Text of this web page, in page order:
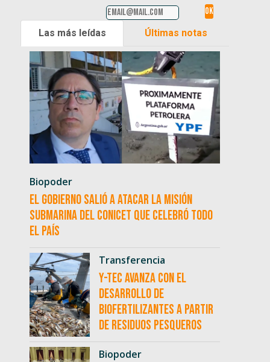
Las más leídas Últimas notas
Biopoder
El Gobierno salió a atacar la misión
submarina del CONICET que celebró todo
el país
Transferencia
Y-TEC avanza con el
desarrollo de
biofertilizantes a partir
de residuos pesqueros
Biopoder